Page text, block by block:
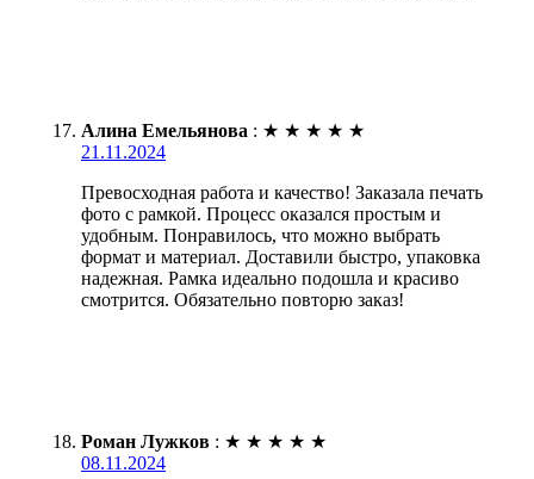
Алина Емельянова : ★ ★ ★ ★ ★
21.11.2024
Превосходная работа и качество! Заказала печать
фото с рамкой. Процесс оказался простым и
удобным. Понравилось, что можно выбрать
формат и материал. Доставили быстро, упаковка
надежная. Рамка идеально подошла и красиво
смотрится. Обязательно повторю заказ!
Роман Лужков : ★ ★ ★ ★ ★
08.11.2024